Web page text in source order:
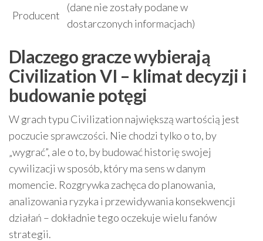
Producent
(dane nie zostały podane w
dostarczonych informacjach)
Dlaczego gracze wybierają
Civilization VI – klimat decyzji i
budowanie potęgi
W grach typu Civilization największą wartością jest
poczucie sprawczości. Nie chodzi tylko o to, by
„wygrać”, ale o to, by budować historię swojej
cywilizacji w sposób, który ma sens w danym
momencie. Rozgrywka zachęca do planowania,
analizowania ryzyka i przewidywania konsekwencji
działań – dokładnie tego oczekuje wielu fanów
strategii.